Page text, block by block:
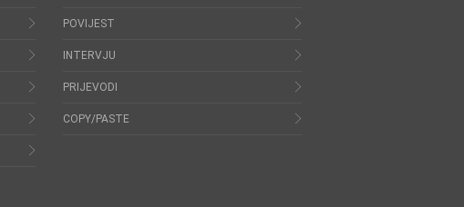
POVIJEST
INTERVJU
PRIJEVODI
COPY/PASTE